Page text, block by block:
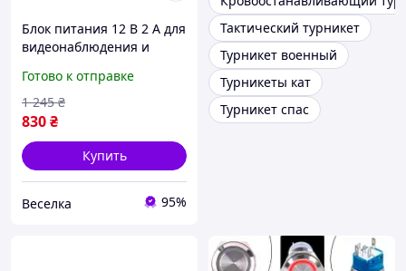
Блок питания 12 В 2 А для
видеонаблюдения и
надежный источник
питания для камер FLAME
Готово к отправке
830₴
1 245 ₴
Купить
Веселка 95%
Тактический турникет
Турникет военный
Турникеты кат
Турникет спас